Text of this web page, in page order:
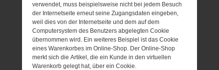
verwendet, muss beispielsweise nicht bei jedem Besuch
der Internetseite erneut seine Zugangsdaten eingeben,
weil dies von der Internetseite und dem auf dem
Computersystem des Benutzers abgelegten Cookie
übernommen wird. Ein weiteres Beispiel ist das Cookie
eines Warenkorbes im Online-Shop. Der Online-Shop
merkt sich die Artikel, die ein Kunde in den virtuellen
Warenkorb gelegt hat, über ein Cookie.